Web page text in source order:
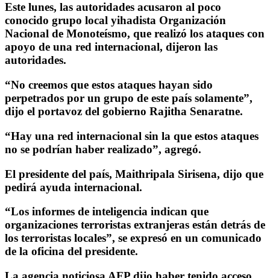
Este lunes, las autoridades acusaron al poco
conocido grupo local yihadista Organización
Nacional de Monoteísmo, que realizó los ataques con
apoyo de una red internacional, dijeron las
autoridades.
“No creemos que estos ataques hayan sido
perpetrados por un grupo de este país solamente”,
dijo el portavoz del gobierno Rajitha Senaratne.
“Hay una red internacional sin la que estos ataques
no se podrían haber realizado”, agregó.
El presidente del país, Maithripala Sirisena, dijo que
pedirá ayuda internacional.
“Los informes de inteligencia indican que
organizaciones terroristas extranjeras están detrás de
los terroristas locales”, se expresó en un comunicado
de la oficina del presidente.